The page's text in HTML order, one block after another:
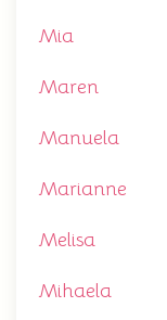
Mia
Maren
Manuela
Marianne
Melisa
Mihaela